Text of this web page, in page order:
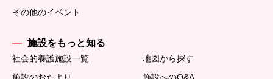
その他のイベント
施設をもっと知る
社会的養護施設一覧
地図から探す
施設のおたより
施設へのQ&A